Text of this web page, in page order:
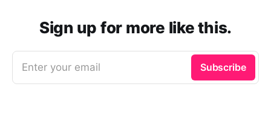
Sign up for more like this.
Enter your email Subscribe